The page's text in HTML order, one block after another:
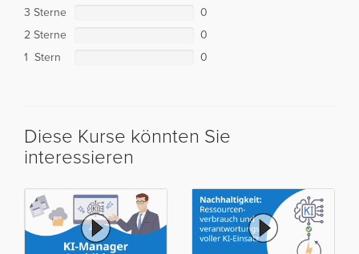
3 Sterne
0
2 Sterne
0
1 Stern
0
Diese Kurse könnten Sie
interessieren